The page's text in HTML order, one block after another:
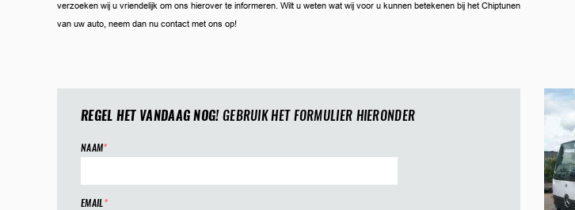
verzoeken wij u vriendelijk om ons hierover te informeren. Wilt u weten wat wij voor u kunnen betekenen bij het Chiptunen
van uw auto, neem dan nu contact met ons op!
REGEL HET VANDAAG NOG!GEBRUIK HET FORMULIER HIERONDER
NAAM*
EMAIL*